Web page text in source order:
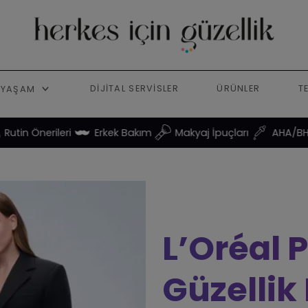
YAŞAM DIJITAL SERVISLER ÜRÜNLER
Erkek Bakım Makyaj İpuçları AHA/BHA &
L’Oréal
Güzellik